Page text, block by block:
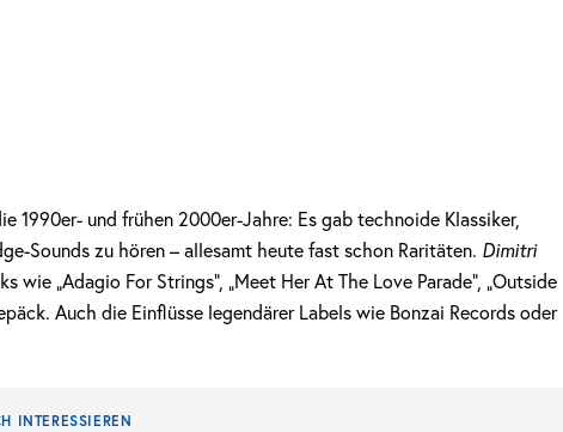
1990er- und frühen 2000er-Jahre: Es gab technoide Klassiker,
Sounds zu hören – allesamt heute fast schon Raritäten. Dimitri
„Adagio For Strings“, „Meet Her At The Love Parade“, „Outside
Auch die Einflüsse legendärer Labels wie Bonzai Records oder
INTERESSIEREN